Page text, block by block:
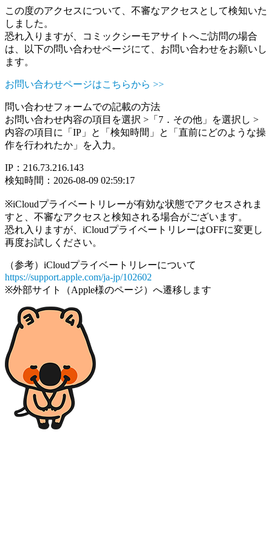
この度のアクセスについて、不審なアクセスとして検知いた
しました。
恐れ入りますが、コミックシーモアサイトへご訪問の場合
は、以下の問い合わせページにて、お問い合わせをお願いし
ます。
お問い合わせページはこちらから >>
問い合わせフォームでの記載の方法
お問い合わせ内容の項目を選択 >「7．その他」を選択し >
内容の項目に「IP」と「検知時間」と「直前にどのような操
作を行われたか」を入力。
IP：216.73.216.143
検知時間：2026-08-09 02:59:17
※iCloudプライベートリレーが有効な状態でアクセスされま
すと、不審なアクセスと検知される場合がございます。
恐れ入りますが、iCloudプライベートリレーはOFFに変更し
再度お試しください。
（参考）iCloudプライベートリレーについて
https://support.apple.com/ja-jp/102602
※外部サイト（Apple様のページ）へ遷移します